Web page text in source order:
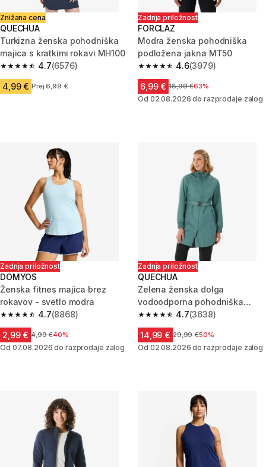
Znižana cena
QUECHUA
Turkizna ženska pohodniška
majica s kratkimi rokavi MH100
4.7
4.7 od 5 zvezdic from 6576 ocene
(6576)
4,99 € Prej 6,99 €
Zadnja priložnost
FORCLAZ
Modra ženska pohodniška
podložena jakna MT50
4.6
4.6 od 5 zvezdic from 3979
(3979)
6,99 € Cena pred znižanjem
18,99 €63%
Od 02.08.2026 do razprodaje zalog
Zadnja priložnost
DOMYOS
Ženska fitnes majica brez
rokavov - svetlo modra
4.7
4.7 od 5 zvezdic from 8868 ocene
(8868)
2,99 € Cena pred znižanjem
4,99 €40%
Od 07.08.2026 do razprodaje zalog
Zadnja priložnost
QUECHUA
Zelena ženska dolga
vodoodporna pohodniška
jakna RAINCUT
4.7
4.7 od 5 zvezdic from 3638
(3638)
14,99 € Cena pred znižanjem
29,99 €50%
Od 02.08.2026 do razprodaje zalog